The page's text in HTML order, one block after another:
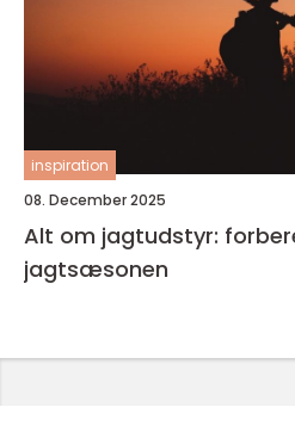
inspiration
08. December 2025
Alt om jagtudstyr:
jagtsæsonen